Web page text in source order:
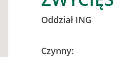
Oddział ING
Czynny: